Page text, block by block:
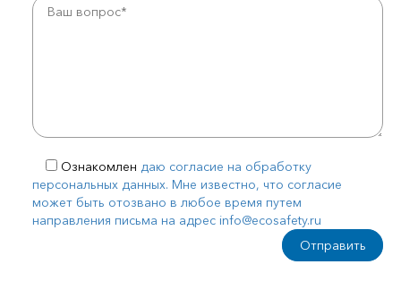
Ознакомлен даю согласие на обработку
персональных данных. Мне известно, что согласие
может быть отозвано в любое время путем
направления письма на адрес info@ecosafety.ru